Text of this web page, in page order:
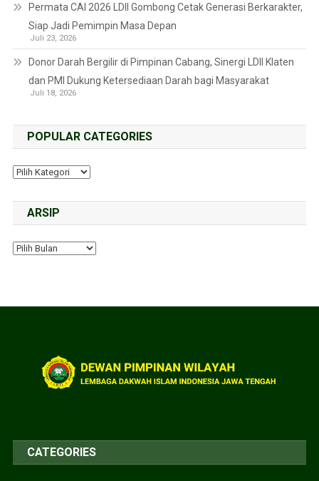
Permata CAI 2026 LDII Gombong Cetak Generasi Berkarakter,
Siap Jadi Pemimpin Masa Depan
Juli 23, 2026
Donor Darah Bergilir di Pimpinan Cabang, Sinergi LDII Klaten
dan PMI Dukung Ketersediaan Darah bagi Masyarakat
Juli 18, 2026
POPULAR CATEGORIES
ARSIP
CATEGORIES